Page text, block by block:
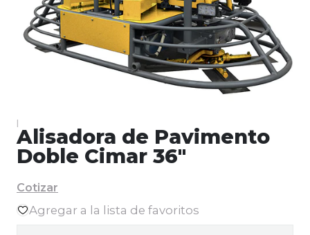
|
Alisadora de Pavimento
Doble Cimar 36"
Cotizar
Agregar a la lista de favoritos